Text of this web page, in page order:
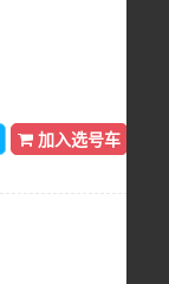
加入选号车